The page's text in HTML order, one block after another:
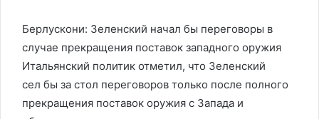
Берлускони: Зеленский начал бы переговоры в
случае прекращения поставок западного оружия
Итальянский политик отметил, что Зеленский
сел бы за стол переговоров только после полного
прекращения поставок оружия с Запада и